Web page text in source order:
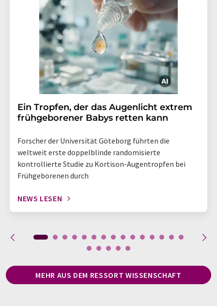
Ein Tropfen, der das Augenlicht extrem
frühgeborener Babys retten kann
Forscher der Universität Göteborg führten die
weltweit erste doppelblinde randomisierte
kontrollierte Studie zu Kortison-Augentropfen bei
Frühgeborenen durch
NEWS LESEN
MEHR AUS DEM RESSORT WISSENSCHAFT